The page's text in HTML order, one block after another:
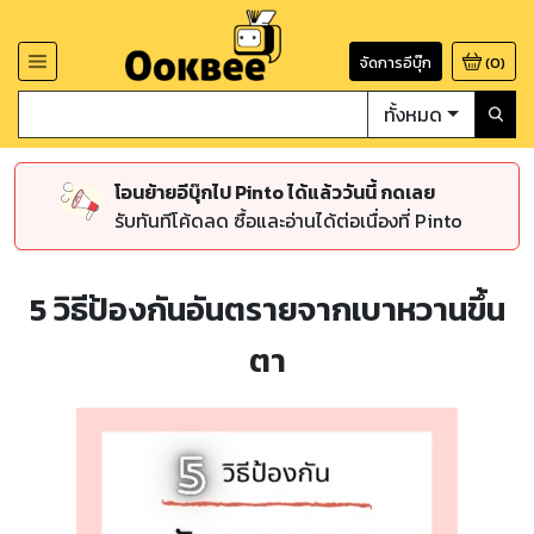
จัดการอีบุ๊ก (0)
ทั้งหมด
โอนย้ายอีบุ๊กไป Pinto ได้แล้ววันนี้ กดเลย
รับทันทีโค้ดลด ซื้อและอ่านได้ต่อเนื่องที่ Pinto
5 วิธีป้องกันอันตรายจากเบาหวานขึ้น
ตา